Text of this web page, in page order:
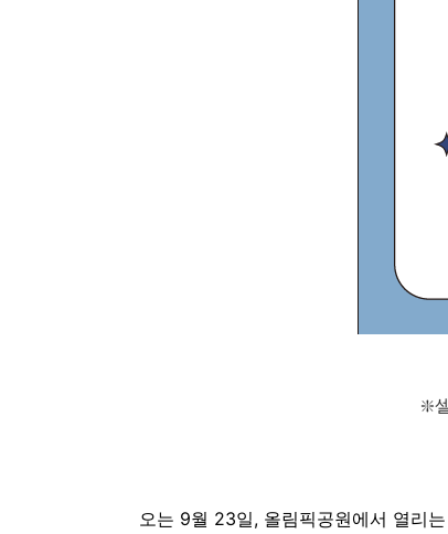
❇️
오는 9월 23일, 올림픽공원에서 열리